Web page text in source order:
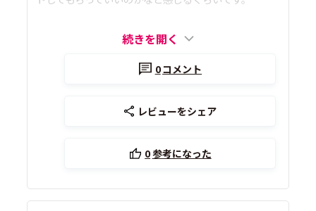
続きを開く
0コメント
レビューをシェア
0参考になった